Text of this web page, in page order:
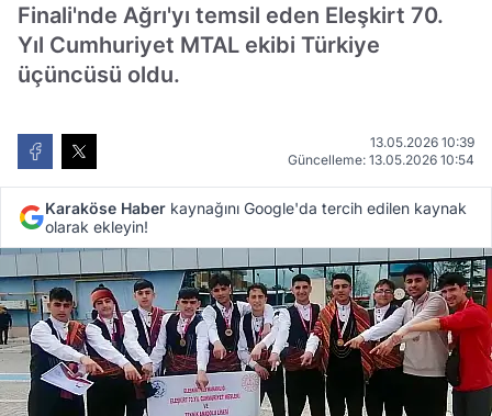
Finali'nde Ağrı'yı temsil eden Eleşkirt 70.
Yıl Cumhuriyet MTAL ekibi Türkiye
üçüncüsü oldu.
13.05.2026 10:39
Güncelleme: 13.05.2026 10:54
Karaköse Haber kaynağını Google'da tercih edilen kaynak
olarak ekleyin!